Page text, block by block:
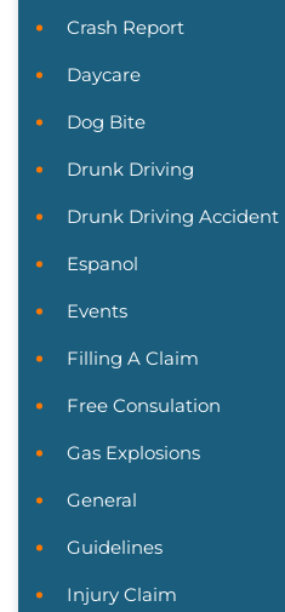
Crash Report
Daycare
Dog Bite
Drunk Driving
Drunk Driving Accident
Espanol
Events
Filling A Claim
Free Consulation
Gas Explosions
General
Guidelines
Injury Claim